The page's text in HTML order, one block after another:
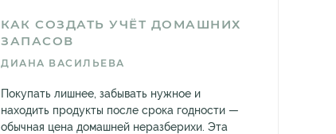
КАК СОЗДАТЬ УЧЁТ ДОМАШНИХ
ЗАПАСОВ
ДИАНА ВАСИЛЬЕВА
Покупать лишнее, забывать нужное и
находить продукты после срока годности —
обычная цена домашней неразберихи. Эта